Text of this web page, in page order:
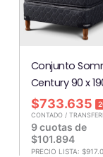
Conjunto
Century 90 x
$733.635
CONTADO /
9 cuotas de
$101.894
PRECIO LISTA: $